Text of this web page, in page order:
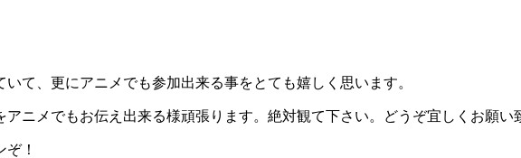
て、更にアニメでも参加出来る事をとても嬉しく思います。
ニメでもお伝え出来る様頑張ります。絶対観て下さい。どうぞ宜しくお願い
！